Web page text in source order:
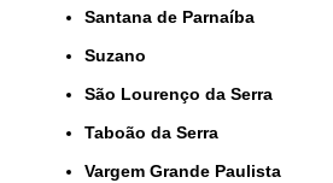
Santana de Parnaíba
Suzano
São Lourenço da Serra
Taboão da Serra
Vargem Grande Paulista